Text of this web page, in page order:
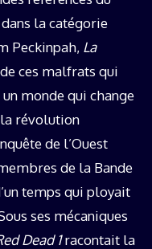
la catégorie
Peckinpah, La
ces malfrats qui
monde qui change
la révolution
de l’Ouest
de la Bande
temps qui ployait
ses mécaniques
Dead 1racontait la